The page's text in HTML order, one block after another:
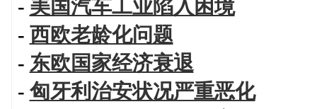
- 美国汽车工业陷入困境
- 西欧老龄化问题
- 东欧国家经济衰退
- 匈牙利治安状况严重恶化